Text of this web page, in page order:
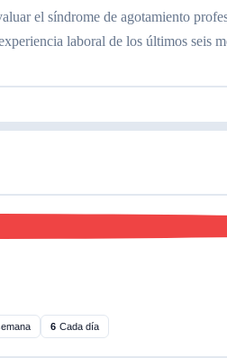
el síndrome de agotamiento
laboral de los últimos seis
6 Cada día